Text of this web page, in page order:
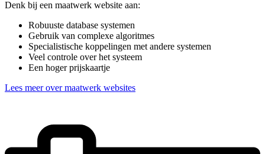
Denk bij een maatwerk website aan:
Robuuste database systemen
Gebruik van complexe algoritmes
Specialistische koppelingen met andere systemen
Veel controle over het systeem
Een hoger prijskaartje
Lees meer over maatwerk websites